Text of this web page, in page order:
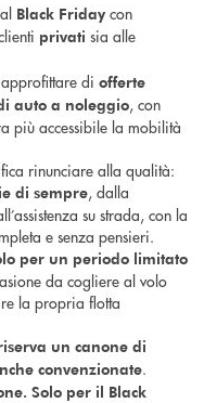
Black Friday con
privati sia alle
di offerte
auto a noleggio, con
più accessibile la mobilità
rinunciare alla qualità:
di sempre, dalla
su strada, con la
e senza pensieri.
per un periodo limitato
da cogliere al volo
la propria flotta
un canone di
convenzionate.
Solo per il Black